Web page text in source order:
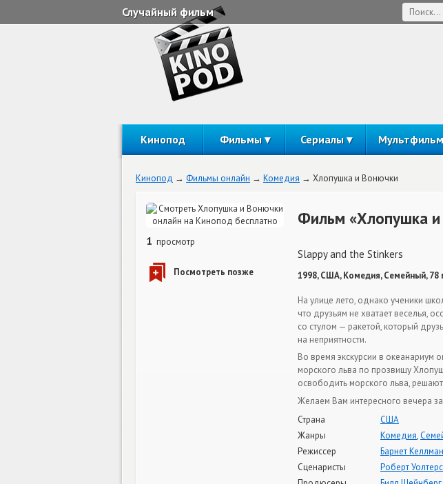
Случайный фильм
Кинопод Фильмы Сериалы
Кинопод Фильмы онлайн Комедия Хлопушка и Вонючки
1 просмотр
Фильм «Хлопушка и
Slappy and the Stinkers
1998, США, Комедия, Семейный, 78
На улице лето, однако ученики
что друзьям не хватает веселья,
со стулом — ракетой, который
на неприятности.
Во время экскурсии в океанариум
морского льва по прозвищу
освободить морского льва,
Желаем Вам интересного вечера
Страна
США
Жанры
Комедия,
Режиссер
Барнет Келлман
Сценаристы
Роберт